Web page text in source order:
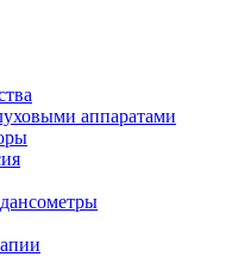
аппаратами